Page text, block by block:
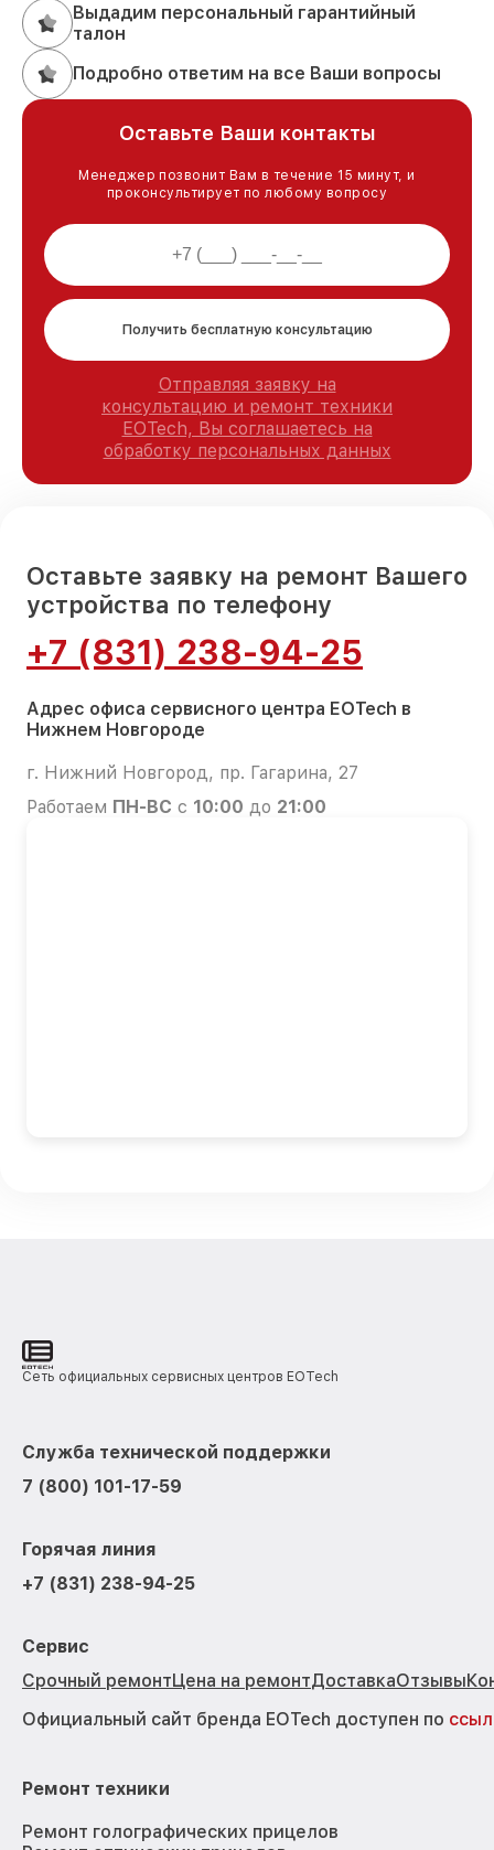
Выдадим персональный гарантийный
талон
Подробно ответим на все Ваши вопросы
Оставьте Ваши контакты
Менеджер позвонит Вам в течение 15 минут, и
проконсультирует по любому вопросу
Получить бесплатную консультацию
Отправляя заявку на
консультацию и ремонт техники
EOTech, Вы соглашаетесь на
обработку персональных данных
Оставьте заявку на ремонт Вашего
устройства по телефону
+7 (831) 238-94-25
Адрес офиса сервисного центра EOTech в
Нижнем Новгороде
г. Нижний Новгород, пр. Гагарина, 27
Работаем ПН-ВС с 10:00 до 21:00
Сеть официальных сервисных центров EOTech
Служба технической поддержки
7 (800) 101-17-59
Горячая линия
+7 (831) 238-94-25
Сервис
Срочный ремонтЦена на ремонтДоставкаОтзывы
Официальный сайт бренда EOTech доступен по
Ремонт техники
Ремонт голографических прицелов